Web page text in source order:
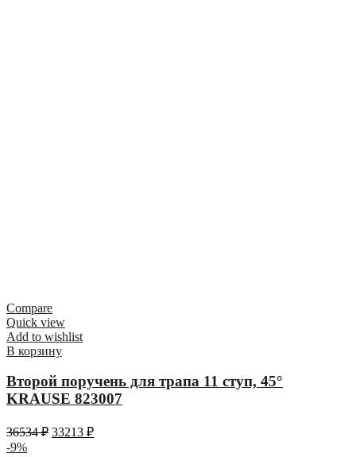
Compare
Quick view
Add to wishlist
В корзину
Второй поручень для трапа 11 ступ, 45°
KRAUSE 823007
36534₽ 33213 ₽
-9%